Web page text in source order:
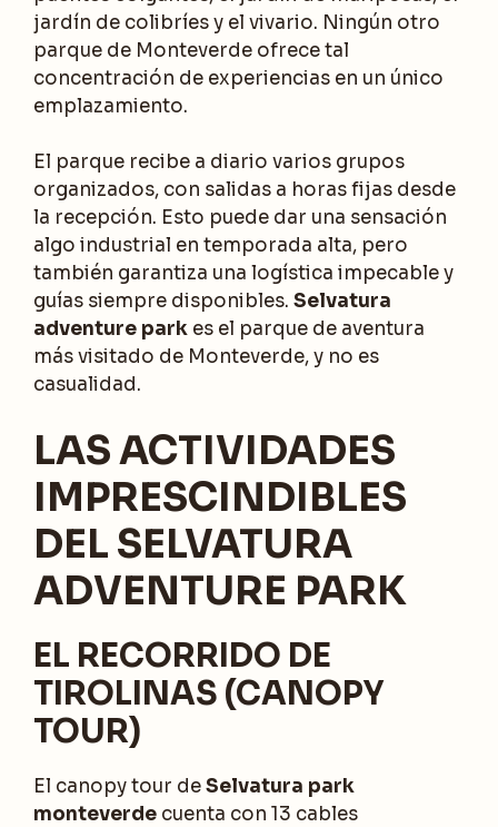
jardín de colibríes y el vivario. Ningún otro
parque de Monteverde ofrece tal
concentración de experiencias en un único
emplazamiento.
El parque recibe a diario varios grupos
organizados, con salidas a horas fijas desde
la recepción. Esto puede dar una sensación
algo industrial en temporada alta, pero
también garantiza una logística impecable y
guías siempre disponibles. Selvatura
adventure park es el parque de aventura
más visitado de Monteverde, y no es
casualidad.
LAS ACTIVIDADES
IMPRESCINDIBLES
DEL SELVATURA
ADVENTURE PARK
EL RECORRIDO DE
TIROLINAS (CANOPY
TOUR)
El canopy tour deSelvatura park
monteverde cuenta con 13 cables